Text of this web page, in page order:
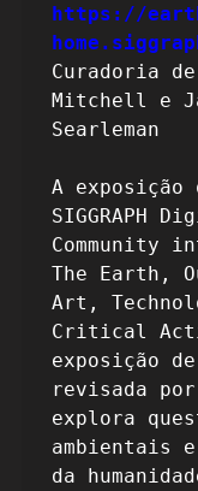
https://
Curadoria
Mitchell e
Searleman
A exposição
SIGGRAPH
Community
The Earth,
Art,
Critical
exposição
revisada
explora
ambientais
da